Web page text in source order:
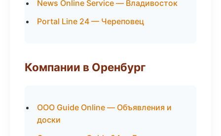
News Online Service — Владивосток
Portal Line 24 — Череповец
Компании в Оренбург
ООО Guide Online — Объявления и
доски